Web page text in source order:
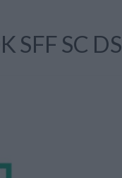
SFF SC DS